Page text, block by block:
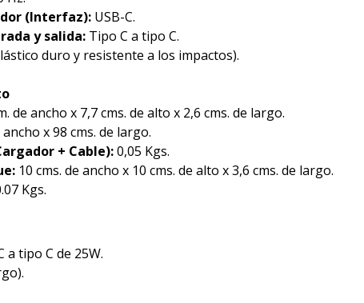
(Interfaz): USB-C.
y salida: Tipo C a tipo C.
duro y resistente a los impactos).
de ancho x 7,7 cms. de alto x 2,6 cms. de largo.
ancho x 98 cms. de largo.
+ Cable):0,05 Kgs.
10 cms. de ancho x 10 cms. de alto x 3,6 cms. de largo.
Kgs.
a tipo C de 25W.